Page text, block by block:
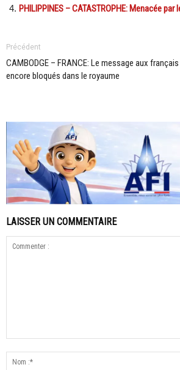
PHILIPPINES – CATASTROPHE: Menacée
Précédent
CAMBODGE – FRANCE: Le message aux français
encore bloqués dans le royaume
LAISSER UN COMMENTAIRE